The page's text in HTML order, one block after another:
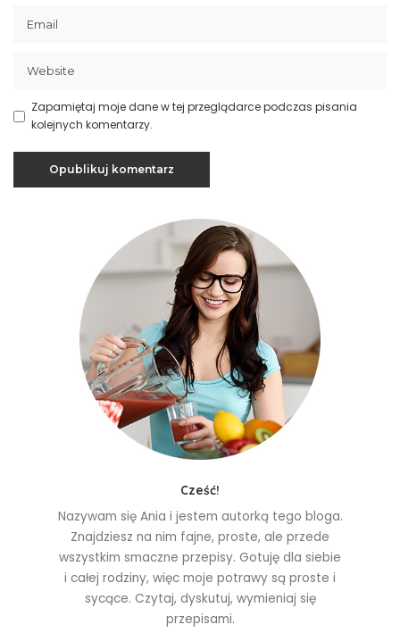
Zapamiętaj moje dane w tej przeglądarce podczas pisania
kolejnych komentarzy.
Cześć!
Nazywam się Ania i jestem autorką tego bloga.
Znajdziesz na nim fajne, proste, ale przede
wszystkim smaczne przepisy. Gotuję dla siebie
i całej rodziny, więc moje potrawy są proste i
sycące. Czytaj, dyskutuj, wymieniaj się
przepisami.